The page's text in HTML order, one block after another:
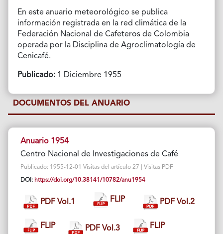
En este anuario meteorológico se publica
información registrada en la red climática de la
Federación Nacional de Cafeteros de Colombia
operada por la Disciplina de Agroclimatología de
Cenicafé.
Publicado:1 Diciembre 1955
DOCUMENTOS DEL ANUARIO
Anuario 1954
Centro Nacional de Investigaciones de Café
Publicado: 1955-12-01 Visitas del artículo 27 | Visitas PDF
DOI: https://doi.org/10.38141/10782/anu1954
PDF Vol.1 FLIP PDF Vol.2
FLIP PDF Vol.3 FLIP